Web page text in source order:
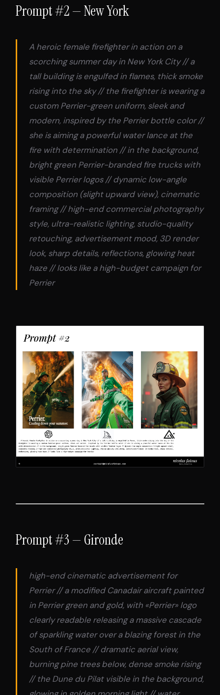
Prompt #2 — New York
A heroic female firefighter in action on a
scorching summer day in New York City // a
tall building is engulfed in flames, thick smoke
rising into the sky // the firefighter is wearing a
custom Perrier-green uniform, sleek and
modern, inspired by the Perrier bottle color //
she is aiming a powerful water lance at the
fire with determination // in the background,
bright green Perrier-branded fire trucks with
visible Perrier logos // dynamic low-angle
composition (slight upward view), cinematic
framing // high-end commercial photography
style, ultra-realistic lighting, studio-quality
retouching, advertisement mood, 3D render
look, sharp details, reflections, glowing heat
haze // looks like a high-budget campaign for
Perrier
Prompt #3 — Gironde
high-end cinematic advertisement for
Perrier // a modified Canadair aircraft painted
in Perrier green and gold, with «Perrier» logo
clearly readable releasing a massive cascade
of sparkling water over a blazing forest in the
South of France // dramatic aerial view,
burning pine trees below, dense smoke rising
// the Dune du Pilat visible in the background,